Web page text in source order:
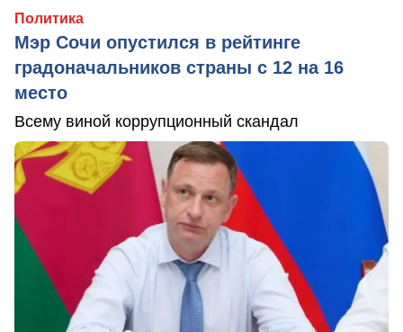
Политика
Мэр Сочи опустился в рейтинге
градоначальников страны с 12 на 16
место
Всему виной коррупционный скандал